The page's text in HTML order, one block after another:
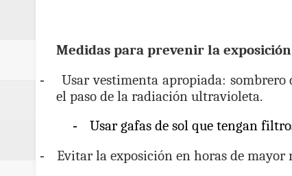
Medidas para prevenir la
-
Usar vestimenta apropiada:
el paso de la radiación ultravioleta.
-
Usar gafas de sol que tengan
-
Evitar la exposición en horas de